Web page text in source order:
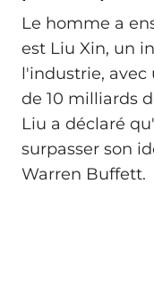
Le homme a
est Liu Xin, un
l'industrie,
de 10 milliards
Liu a déclaré
surpasser son
Warren Buffett.